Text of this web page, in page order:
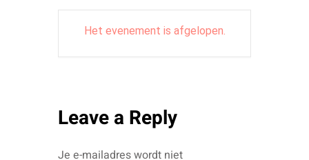
Het evenement is afgelopen.
Leave a Reply
Je e-mailadres wordt niet